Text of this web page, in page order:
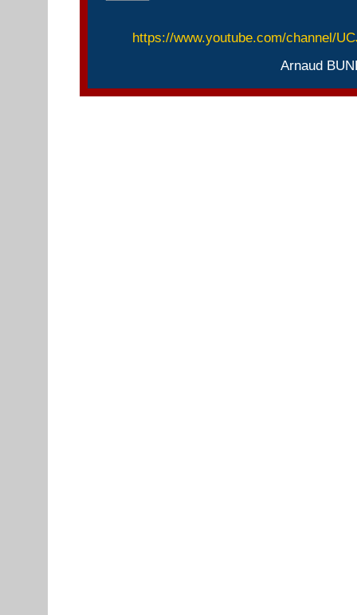
https://www.youtube.com/channel/
Arnaud